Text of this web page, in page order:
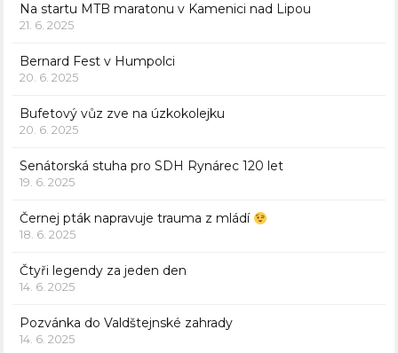
Na startu MTB maratonu v Kamenici nad Lipou
21. 6. 2025
Bernard Fest v Humpolci
20. 6. 2025
Bufetový vůz zve na úzkokolejku
20. 6. 2025
Senátorská stuha pro SDH Rynárec 120 let
19. 6. 2025
Černej pták napravuje trauma z mládí
18. 6. 2025
Čtyři legendy za jeden den
14. 6. 2025
Pozvánka do Valdštejnské zahrady
14. 6. 2025